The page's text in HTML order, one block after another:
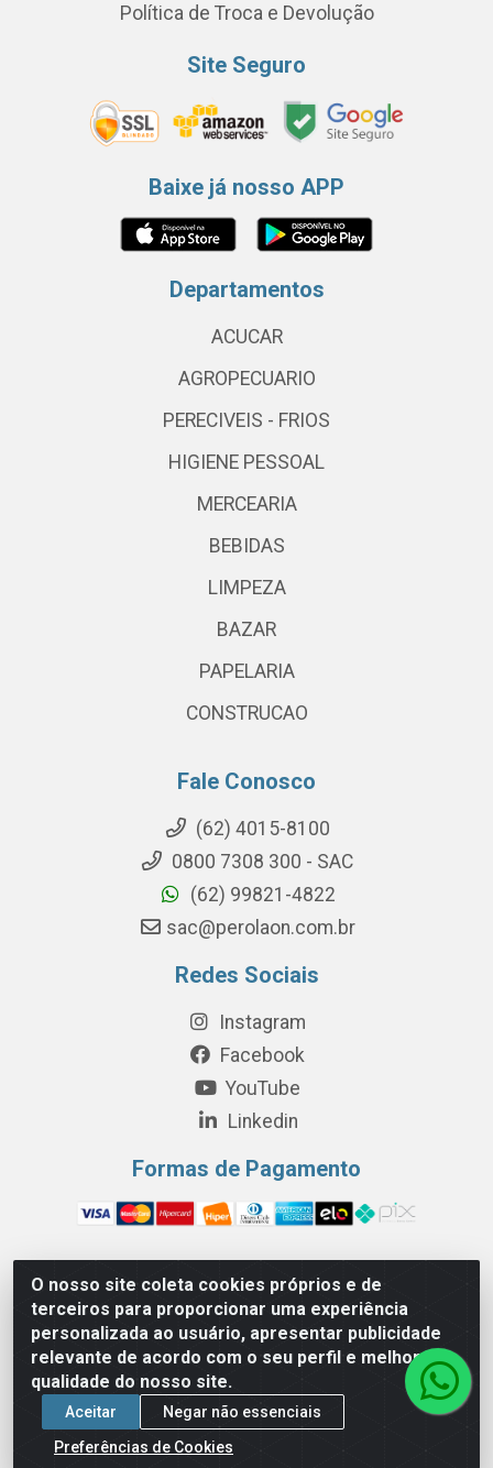
O nosso site coleta cookies próprios e de
terceiros para proporcionar uma experiência
personalizada ao usuário, apresentar publicidade
relevante de acordo com o seu perfil e melhorar a
qualidade do nosso site.
Aceitar
Negar não essenciais
Preferências de Cookies
Política de Troca e Devolução
Site Seguro
Baixe já nosso APP
Departamentos
ACUCAR
AGROPECUARIO
PERECIVEIS - FRIOS
HIGIENE PESSOAL
MERCEARIA
BEBIDAS
LIMPEZA
BAZAR
PAPELARIA
CONSTRUCAO
Fale Conosco
(62) 4015-8100
0800 7308 300 - SAC
(62) 99821-4822
sac@perolaon.com.br
Redes Sociais
Instagram
Facebook
YouTube
Linkedin
Formas de Pagamento
Perola Distribuição e Logística S/A - Av. Anhanguera km 24 N°
200 Bloco 12-A -Jardim Jaraguá, São Paulo/SP - Cep 05.275-
000 - CNPJ 06.204.131/0001-77